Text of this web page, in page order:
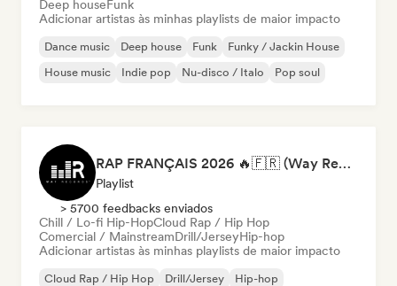
Deep houseFunk
Adicionar artistas às minhas playlists de maior impacto
Dance music Deep house Funk
Funky / Jackin House
House music
Indie pop Nu-disco / Italo Pop soul
RAP FRANÇAIS 2026 🔥🇫🇷 (Way Records)
Playlist
> 5700 feedbacks enviados
Chill / Lo-fi Hip-HopCloud Rap / Hip Hop
Comercial / MainstreamDrill/JerseyHip-hop
Adicionar artistas às minhas playlists de maior impacto
Cloud Rap / Hip Hop Drill/Jersey
Hip-hop